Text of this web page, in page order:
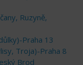
Ruzyně,
Praha 13
Troja)-Praha 8
Brod